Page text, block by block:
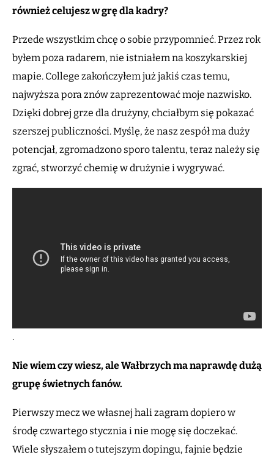
również celujesz w grę dla kadry?
Przede wszystkim chcę o sobie przypomnieć. Przez rok
byłem poza radarem, nie istniałem na koszykarskiej
mapie. College zakończyłem już jakiś czas temu,
najwyższa pora znów zaprezentować moje nazwisko.
Dzięki dobrej grze dla drużyny, chciałbym się pokazać
szerszej publiczności. Myślę, że nasz zespół ma duży
potencjał, zgromadzono sporo talentu, teraz należy się
zgrać, stworzyć chemię w drużynie i wygrywać.
.
Nie wiem czy wiesz, ale Wałbrzych ma naprawdę dużą
grupę świetnych fanów.
Pierwszy mecz we własnej hali zagram dopiero w
środę czwartego stycznia i nie mogę się doczekać.
Wiele słyszałem o tutejszym dopingu, fajnie będzie